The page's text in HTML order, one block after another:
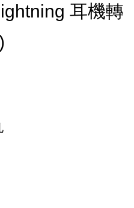
耳機轉